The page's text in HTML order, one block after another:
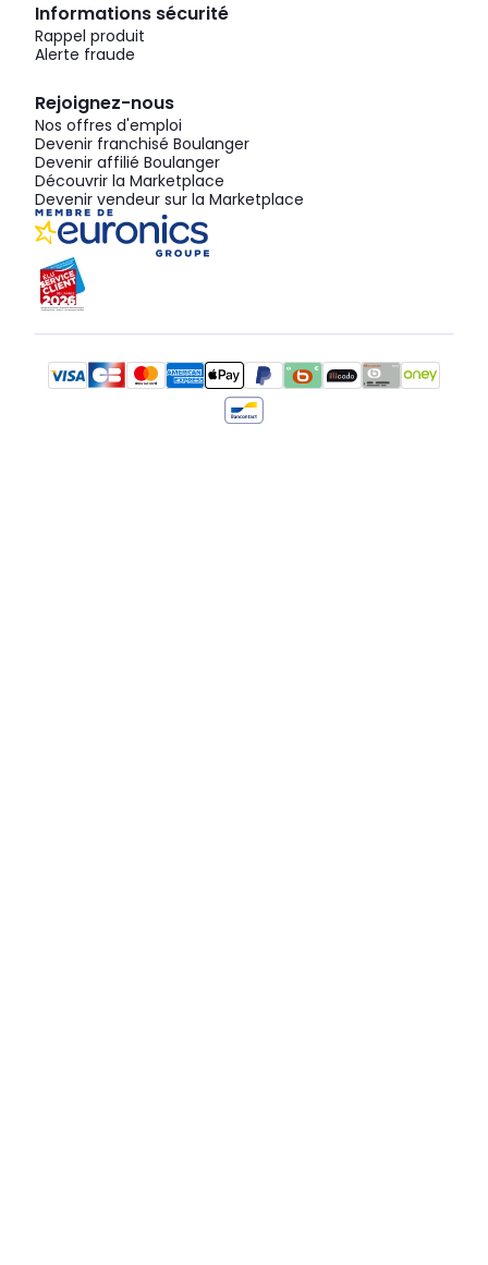
Informations sécurité
Rappel produit
Alerte fraude
Rejoignez-nous
Nos offres d'emploi
Devenir franchisé Boulanger
Devenir affilié Boulanger
Découvrir la Marketplace
Devenir vendeur sur la Marketplace